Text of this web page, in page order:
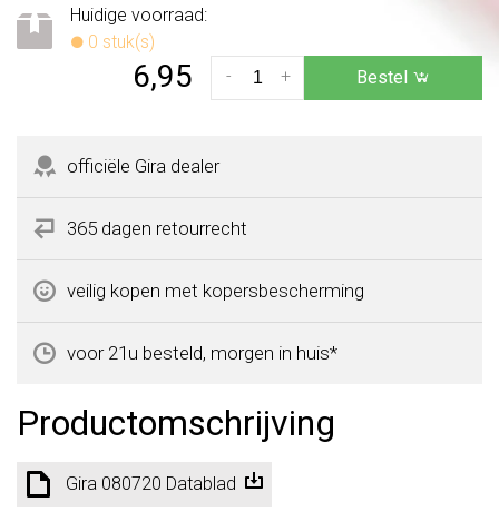
Huidige voorraad:
0 stuk(s)
6,95 +
- Bestel
officiële Gira dealer
365 dagen retourrecht
veilig kopen met kopersbescherming
voor 21u besteld, morgen in huis*
Productomschrijving
Gira 080720 Datablad